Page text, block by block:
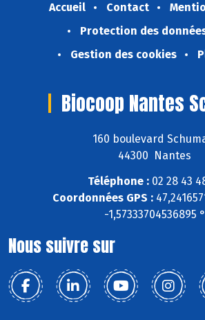
Accueil Contact
Protection des
Gestion des cookies
Biocoop Nantes
160 boulevard
44300 Nantes
Téléphone :02 28 43
Coordonnées GPS :
-1,57333704536895 °
Nous suivre sur